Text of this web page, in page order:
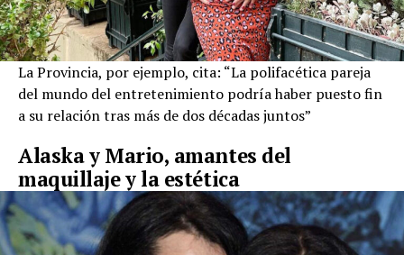
La Provincia, por ejemplo, cita: “La polifacética pareja
del mundo del entretenimiento podría haber puesto fin
a su relación tras más de dos décadas juntos”
Alaska y Mario, amantes del
maquillaje y la estética